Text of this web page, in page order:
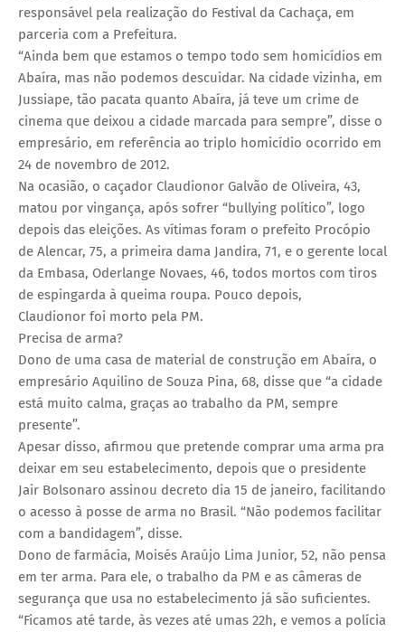
responsável pela realização do Festival da Cachaça, em
parceria com a Prefeitura.
“Ainda bem que estamos o tempo todo sem homicídios em
Abaíra, mas não podemos descuidar. Na cidade vizinha, em
Jussiape, tão pacata quanto Abaíra, já teve um crime de
cinema que deixou a cidade marcada para sempre”, disse o
empresário, em referência ao triplo homicídio ocorrido em
24 de novembro de 2012.
Na ocasião, o caçador Claudionor Galvão de Oliveira, 43,
matou por vingança, após sofrer “bullying político”, logo
depois das eleições. As vítimas foram o prefeito Procópio
de Alencar, 75, a primeira dama Jandira, 71, e o gerente local
da Embasa, Oderlange Novaes, 46, todos mortos com tiros
de espingarda à queima roupa. Pouco depois,
Claudionor foi morto pela PM.
Precisa de arma?
Dono de uma casa de material de construção em Abaíra, o
empresário Aquilino de Souza Pina, 68, disse que “a cidade
está muito calma, graças ao trabalho da PM, sempre
presente”.
Apesar disso, afirmou que pretende comprar uma arma pra
deixar em seu estabelecimento, depois que o presidente
Jair Bolsonaro assinou decreto dia 15 de janeiro, facilitando
o acesso à posse de arma no Brasil. “Não podemos facilitar
com a bandidagem”, disse.
Dono de farmácia, Moisés Araújo Lima Junior, 52, não pensa
em ter arma. Para ele, o trabalho da PM e as câmeras de
segurança que usa no estabelecimento já são suficientes.
“Ficamos até tarde, às vezes até umas 22h, e vemos a polícia